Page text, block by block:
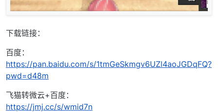
下载链接：
百度：
https://pan.baidu.com/s/1tmGeSkmgv6UZl4aoJGDqFQ?
pwd=d48m
飞猫转微云+百度：
https://jmj.cc/s/wmid7n